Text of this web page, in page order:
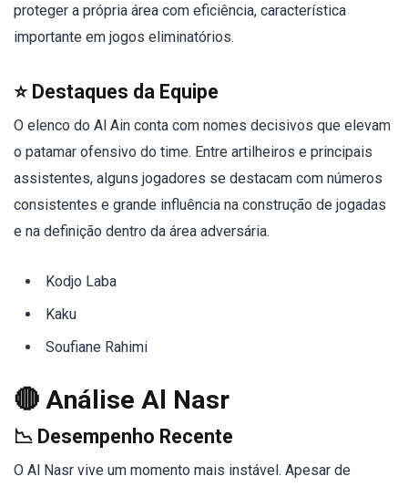
proteger a própria área com eficiência, característica
importante em jogos eliminatórios.
⭐ Destaques da Equipe
O elenco do Al Ain conta com nomes decisivos que elevam
o patamar ofensivo do time. Entre artilheiros e principais
assistentes, alguns jogadores se destacam com números
consistentes e grande influência na construção de jogadas
e na definição dentro da área adversária.
Kodjo Laba
Kaku
Soufiane Rahimi
🔴 Análise Al Nasr
📉 Desempenho Recente
O Al Nasr vive um momento mais instável. Apesar de